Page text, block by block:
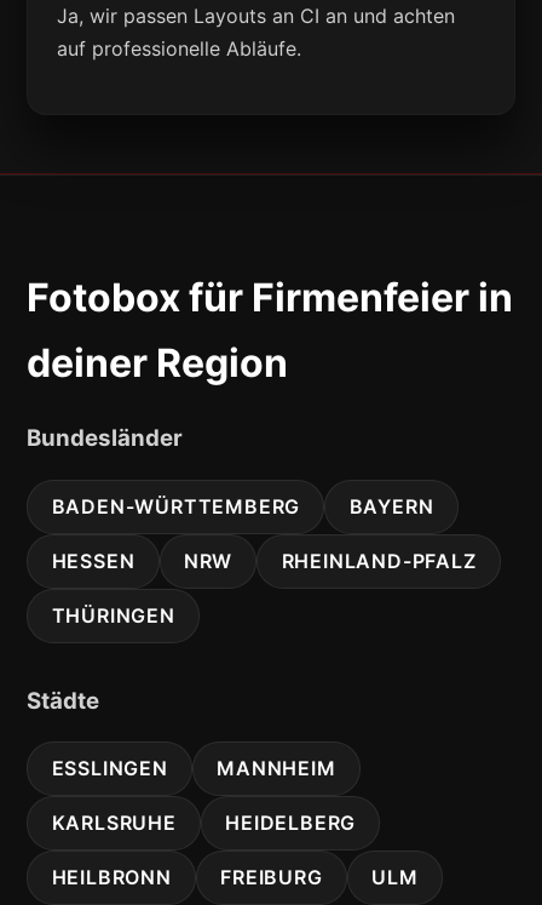
Ja, wir passen Layouts an CI an und achten
auf professionelle Abläufe.
Fotobox für Firmenfeier in
deiner Region
Bundesländer
BADEN-WÜRTTEMBERG BAYERN
HESSEN NRW RHEINLAND-PFALZ
THÜRINGEN
Städte
ESSLINGEN MANNHEIM
KARLSRUHE HEIDELBERG
HEILBRONN FREIBURG ULM